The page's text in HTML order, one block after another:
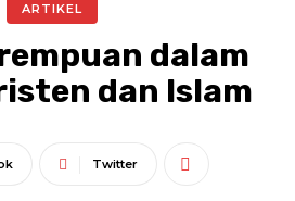
ARTIKEL
dalam
dan Islam
Twitter